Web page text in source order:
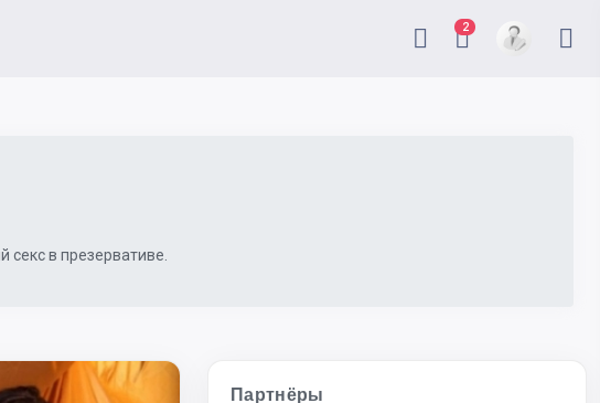
2
в презервативе.
Партнёры